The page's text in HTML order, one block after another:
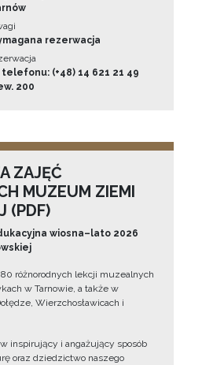
rezerwacja
telefonu: (+48) 14 621 21 49
200
ZAJĘĆ
MUZEUM ZIEMI
(PDF)
wiosna–lato 2026
różnorodnych lekcji muzealnych
w Tarnowie, a także w
Wierzchosławicach i
w inspirujący i angażujący sposób
oraz dziedzictwo naszego